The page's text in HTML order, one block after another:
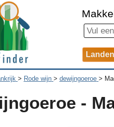
Landen
> Rode wijn > dewijngoeroe >
-